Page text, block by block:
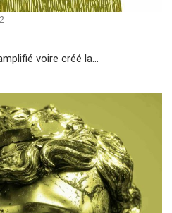
2
voire créé la...